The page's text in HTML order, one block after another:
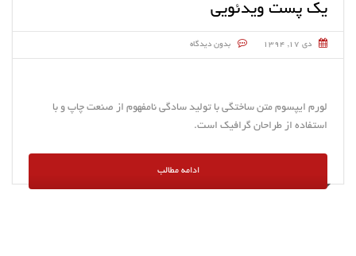
یک پست ویدئویی
دی ۱۷, ۱۳۹۴ بدون دیدگاه
لورم ایپسوم متن ساختگی با تولید سادگی نامفهوم از صنعت چاپ و با
استفاده از طراحان گرافیک است.
ادامه مطالب